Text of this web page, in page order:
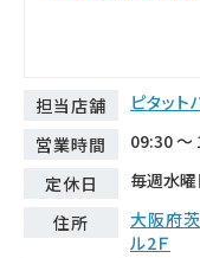
担当店舗
ピタッ
営業時間
09:30 ～
定休日
毎週水
住所
大阪府
ル2Ｆ